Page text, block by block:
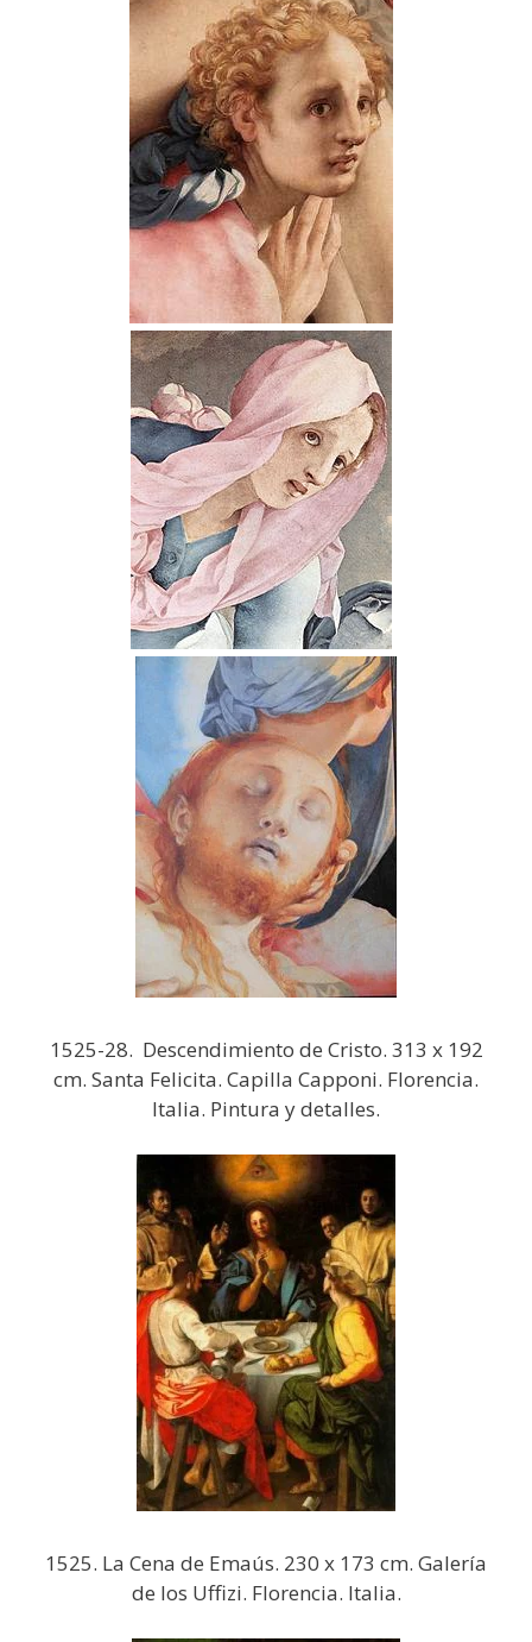
1525-28. Descendimiento de Cristo. 313 x 192
cm. Santa Felicita. Capilla Capponi. Florencia.
Italia. Pintura y detalles.
1525. La Cena de Emaús. 230 x 173 cm. Galería
de los Uffizi. Florencia. Italia.